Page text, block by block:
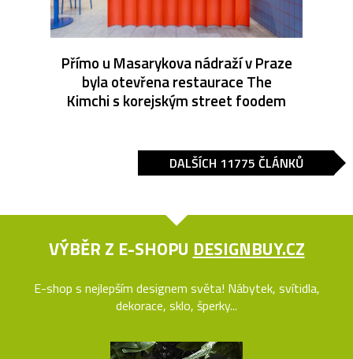
Přímo u Masarykova nádraží v Praze
byla otevřena restaurace The
Kimchi s korejským street foodem
DALŠÍCH 11775 ČLÁNKŮ
VÝBĚR Z E-SHOPU DESIGNBUY.CZ
E-shop s nejlepším designem světa! Nábytek, svítidla,
dekorace, sklo, šperky...